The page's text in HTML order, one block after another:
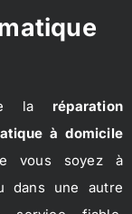
la réparation
à domicile
vous soyez à
dans une autre